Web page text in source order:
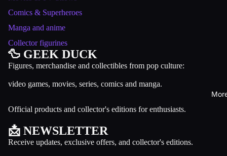
Comics & Superheroes
Manga and anime
Collector figurines
🦆 GEEK DUCK
Figures, merchandise and collectibles from pop culture:
video games, movies, series, comics and manga.
Official products and collector's editions for enthusiasts.
📩 NEWSLETTER
Receive updates, exclusive offers, and collector's editions.
Refund policy